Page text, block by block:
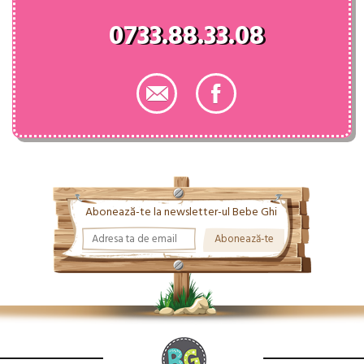
0733.88.33.08
Abonează-te la newsletter-ul Bebe Ghi